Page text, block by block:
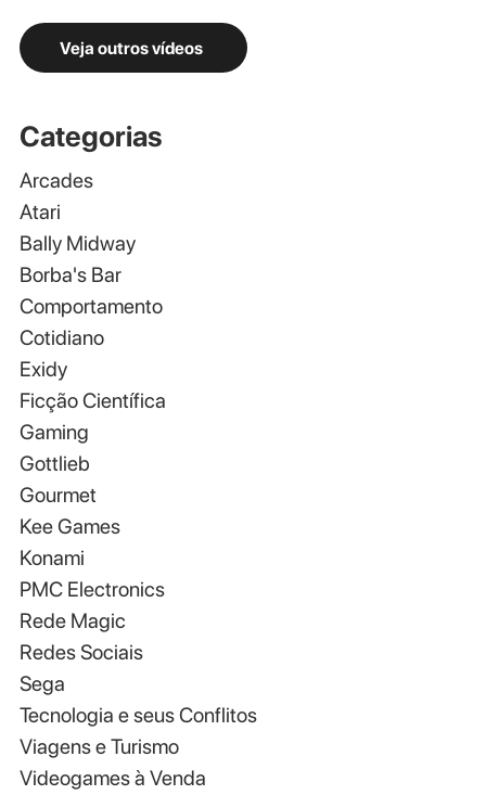
Veja outros vídeos
Categorias
Arcades
Atari
Bally Midway
Borba's Bar
Comportamento
Cotidiano
Exidy
Ficção Científica
Gaming
Gottlieb
Gourmet
Kee Games
Konami
PMC Electronics
Rede Magic
Redes Sociais
Sega
Tecnologia e seus Conflitos
Viagens e Turismo
Videogames à Venda